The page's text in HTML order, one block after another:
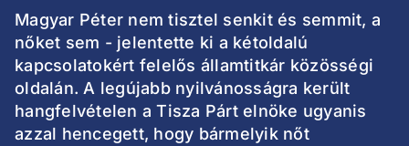
Magyar Péter nem tisztel senkit és semmit, a
nőket sem - jelentette ki a kétoldalú
kapcsolatokért felelős államtitkár közösségi
oldalán. A legújabb nyilvánosságra került
hangfelvételen a Tisza Párt elnöke ugyanis
azzal hencegett, hogy bármelyik nőt